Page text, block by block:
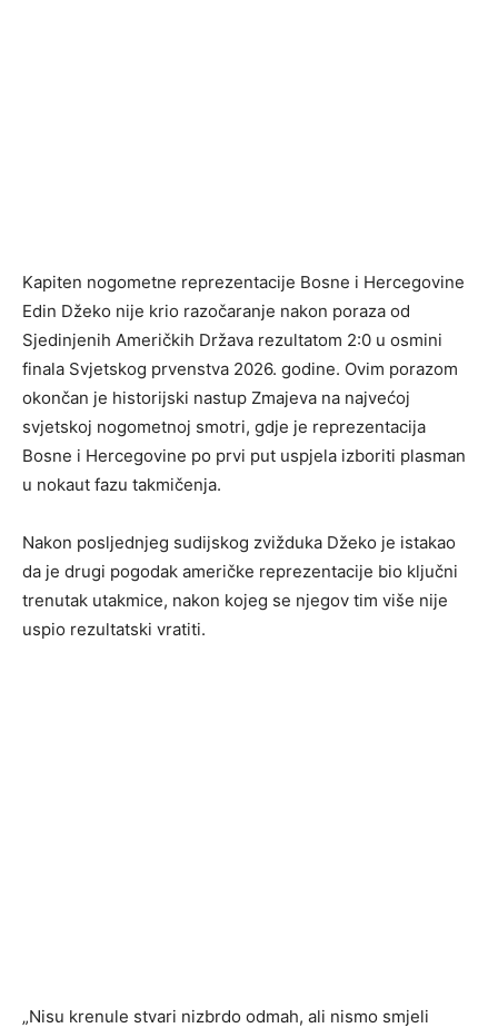
Kapiten nogometne reprezentacije Bosne i Hercegovine
Edin Džeko nije krio razočaranje nakon poraza od
Sjedinjenih Američkih Država rezultatom 2:0 u osmini
finala Svjetskog prvenstva 2026. godine. Ovim porazom
okončan je historijski nastup Zmajeva na najvećoj
svjetskoj nogometnoj smotri, gdje je reprezentacija
Bosne i Hercegovine po prvi put uspjela izboriti plasman
u nokaut fazu takmičenja.
Nakon posljednjeg sudijskog zvižduka Džeko je istakao
da je drugi pogodak američke reprezentacije bio ključni
trenutak utakmice, nakon kojeg se njegov tim više nije
uspio rezultatski vratiti.
„Nisu krenule stvari nizbrdo odmah, ali nismo smjeli